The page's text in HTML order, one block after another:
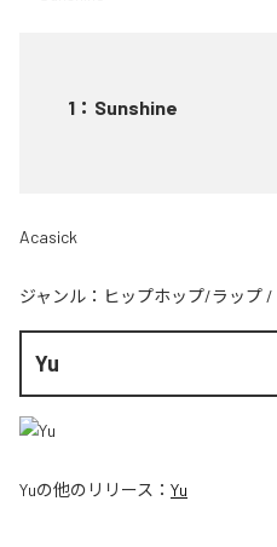
1 ： Sunshine
Acasick
ジャンル： ヒップホップ/ラップ /
Yu
Yuの他のリリース： Yu